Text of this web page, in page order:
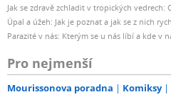
Jak se zdravě zchladit v tropických
Úpal a úžeh: Jak je poznat a jak se z nich
Parazité v nás: Kterým se u nás líbí a kde v
Pro nejmenší
Mourissonova poradna Komiksy